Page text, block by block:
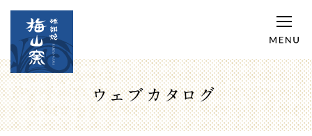
ウェブカタログ